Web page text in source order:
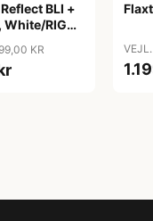
BLI +
White/RIG
KR